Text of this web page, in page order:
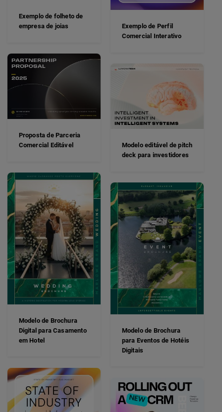
Exemplo de folheto de
empresa de joias
Exemplo de Perfil
Comercial Interativo
Proposta de Parceria
Comercial Editável
Modelo editável de pitch
deck para investidores
Modelo de Brochura
Digital para Casamento
em Hotel
Modelo de Brochura
para Eventos de Hotéis
Digitais